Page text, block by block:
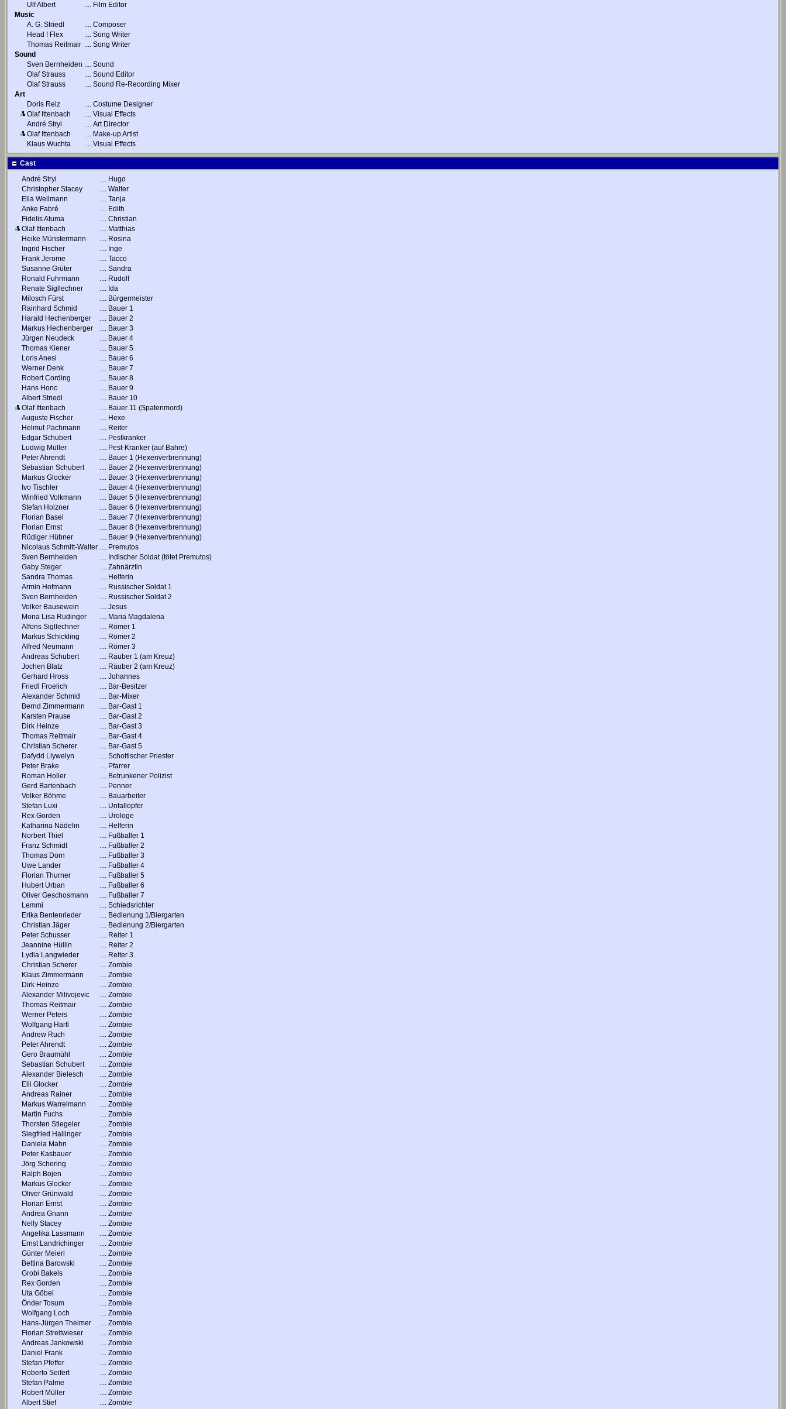
Ulf Albert
.... Film Editor
Music
A. G. Striedl
.... Composer
Head ! Flex
.... Song Writer
Thomas Reitmair .... Song Writer
Sound
Sven Bernheiden .... Sound
Olaf Strauss
.... Sound Editor
Olaf Strauss
.... Sound Re-Recording Mixer
Art
Doris Reiz
.... Costume Designer
Olaf Ittenbach
.... Visual Effects
André Stryi
.... Art Director
Olaf Ittenbach
.... Make-up Artist
Klaus Wuchta
.... Visual Effects
Cast
André Stryi
.... Hugo
Christopher Stacey
.... Walter
Ella Wellmann
.... Tanja
Anke Fabré
.... Edith
Fidelis Atuma
.... Christian
Olaf Ittenbach
.... Matthias
Heike Münstermann
.... Rosina
Ingrid Fischer
.... Inge
Frank Jerome
.... Tacco
Susanne Grüter
.... Sandra
Ronald Fuhrmann
.... Rudolf
Renate Sigllechner
.... Ida
Milosch Fürst
.... Bürgermeister
Rainhard Schmid
.... Bauer 1
Harald Hechenberger
.... Bauer 2
Markus Hechenberger
.... Bauer 3
Jürgen Neudeck
.... Bauer 4
Thomas Kiener
.... Bauer 5
Loris Anesi
.... Bauer 6
Werner Denk
.... Bauer 7
Robert Cording
.... Bauer 8
Hans Honc
.... Bauer 9
Albert Striedl
.... Bauer 10
Olaf Ittenbach
.... Bauer 11 (Spatenmord)
Auguste Fischer
.... Hexe
Helmut Pachmann
.... Reiter
Edgar Schubert
.... Pestkranker
Ludwig Müller
.... Pest-Kranker (auf Bahre)
Peter Ahrendt
.... Bauer 1 (Hexenverbrennung)
Sebastian Schubert
.... Bauer 2 (Hexenverbrennung)
Markus Glocker
.... Bauer 3 (Hexenverbrennung)
Ivo Tischler
.... Bauer 4 (Hexenverbrennung)
Winfried Volkmann
.... Bauer 5 (Hexenverbrennung)
Stefan Holzner
.... Bauer 6 (Hexenverbrennung)
Florian Basel
.... Bauer 7 (Hexenverbrennung)
Florian Ernst
.... Bauer 8 (Hexenverbrennung)
Rüdiger Hübner
.... Bauer 9 (Hexenverbrennung)
Nicolaus Schmitt-Walter .... Premutos
Sven Bernheiden
.... Indischer Soldat (tötet Premutos)
Gaby Steger
.... Zahnärztin
Sandra Thomas
.... Helferin
Armin Hofmann
.... Russischer Soldat 1
Sven Bernheiden
.... Russischer Soldat 2
Volker Bausewein
.... Jesus
Mona Lisa Rudinger
.... Maria Magdalena
Alfons Sigllechner
.... Römer 1
Markus Schickling
.... Römer 2
Alfred Neumann
.... Römer 3
Andreas Schubert
.... Räuber 1 (am Kreuz)
Jochen Blatz
.... Räuber 2 (am Kreuz)
Gerhard Hross
.... Johannes
Friedl Froelich
.... Bar-Besitzer
Alexander Schmid
.... Bar-Mixer
Bernd Zimmermann
.... Bar-Gast 1
Karsten Prause
.... Bar-Gast 2
Dirk Heinze
.... Bar-Gast 3
Thomas Reitmair
.... Bar-Gast 4
Christian Scherer
.... Bar-Gast 5
Dafydd Llywelyn
.... Schottischer Priester
Peter Brake
.... Pfarrer
Roman Holler
.... Betrunkener Polizist
Gerd Bartenbach
.... Penner
Volker Böhme
.... Bauarbeiter
Stefan Luxi
.... Unfallopfer
Rex Gorden
.... Urologe
Katharina Nädelin
.... Helferin
Norbert Thiel
.... Fußballer 1
Franz Schmidt
.... Fußballer 2
Thomas Dorn
.... Fußballer 3
Uwe Lander
.... Fußballer 4
Florian Thurner
.... Fußballer 5
Hubert Urban
.... Fußballer 6
Oliver Geschosmann
.... Fußballer 7
Lemmi
.... Schiedsrichter
Erika Bentenrieder
.... Bedienung 1/Biergarten
Christian Jäger
.... Bedienung 2/Biergarten
Peter Schusser
.... Reiter 1
Jeannine Hüllin
.... Reiter 2
Lydia Langwieder
.... Reiter 3
Christian Scherer
.... Zombie
Klaus Zimmermann
.... Zombie
Dirk Heinze
.... Zombie
Alexander Milivojevic
.... Zombie
Thomas Reitmair
.... Zombie
Werner Peters
.... Zombie
Wolfgang Hartl
.... Zombie
Andrew Ruch
.... Zombie
Peter Ahrendt
.... Zombie
Gero Braumühl
.... Zombie
Sebastian Schubert
.... Zombie
Alexander Bielesch
.... Zombie
Elli Glocker
.... Zombie
Andreas Rainer
.... Zombie
Markus Warrelmann
.... Zombie
Martin Fuchs
.... Zombie
Thorsten Stiegeler
.... Zombie
Siegfried Hallinger
.... Zombie
Daniela Mahn
.... Zombie
Peter Kasbauer
.... Zombie
Jörg Schering
.... Zombie
Ralph Bojen
.... Zombie
Markus Glocker
.... Zombie
Oliver Grünwald
.... Zombie
Florian Ernst
.... Zombie
Andrea Gnann
.... Zombie
Nelly Stacey
.... Zombie
Angelika Lassmann
.... Zombie
Ernst Landrichinger
.... Zombie
Günter Meierl
.... Zombie
Bettina Barowski
.... Zombie
Grobi Bakels
.... Zombie
Rex Gorden
.... Zombie
Uta Göbel
.... Zombie
Önder Tosum
.... Zombie
Wolfgang Loch
.... Zombie
Hans-Jürgen Theimer
.... Zombie
Florian Streitwieser
.... Zombie
Andreas Jankowski
.... Zombie
Daniel Frank
.... Zombie
Stefan Pfeffer
.... Zombie
Roberto Seifert
.... Zombie
Stefan Palme
.... Zombie
Robert Müller
.... Zombie
Albert Stief
.... Zombie